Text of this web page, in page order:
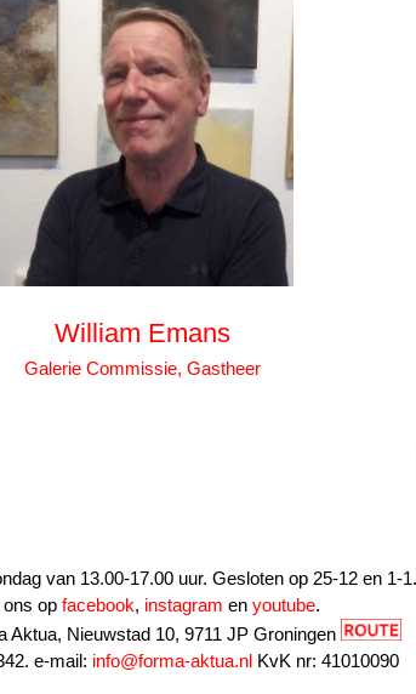
William Emans
Galerie Commissie, Gastheer
van 13.00-17.00 uur. Gesloten op 25-12 en 1-
ons op facebook, instagram en youtube.
Aktua, Nieuwstad 10, 9711 JP Groningen
e-mail: info@forma-aktua.nlKvK nr: 41010090